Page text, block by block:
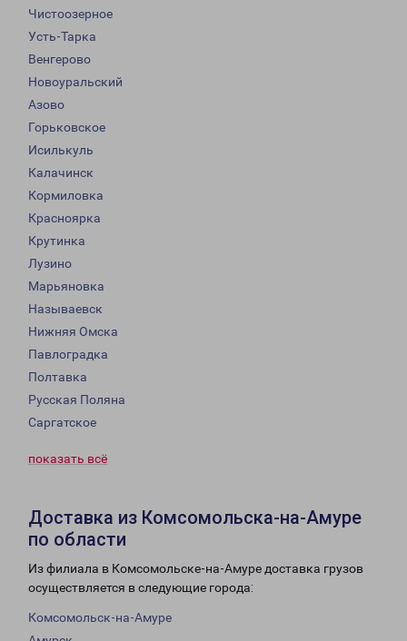
Чистоозерное
Усть-Тарка
Венгерово
Новоуральский
Азово
Горьковское
Исилькуль
Калачинск
Кормиловка
Красноярка
Крутинка
Лузино
Марьяновка
Называевск
Нижняя Омска
Павлоградка
Полтавка
Русская Поляна
Саргатское
показать всё
Доставка из Комсомольска-на-Амуре
по области
Из филиала в Комсомольске-на-Амуре доставка грузов
осуществляется в следующие города:
Комсомольск-на-Амуре